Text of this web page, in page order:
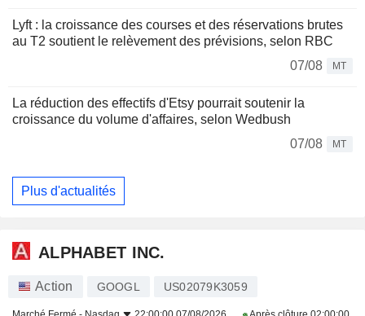
Lyft : la croissance des courses et des réservations brutes
au T2 soutient le relèvement des prévisions, selon RBC
07/08
MT
La réduction des effectifs d'Etsy pourrait soutenir la
croissance du volume d'affaires, selon Wedbush
07/08
MT
Plus d'actualités
ALPHABET INC.
Action GOOGL US02079K3059